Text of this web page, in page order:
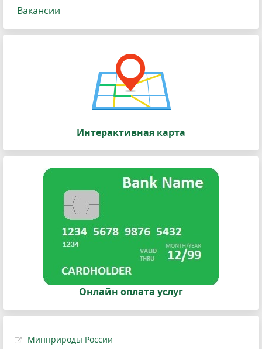
Вакансии
Интерактивная карта
Онлайн оплата услуг
Минприроды России